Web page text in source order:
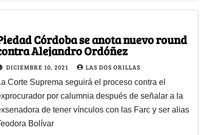
Córdoba se anota nuevo round
Alejandro Ordóñez
DICIEMBRE 10, 2021 LAS DOS ORILLAS
Corte Suprema seguirá el proceso contra el
por calumnia después de señalar a la
de tener vínculos con las Farc y ser alias
Bolívar